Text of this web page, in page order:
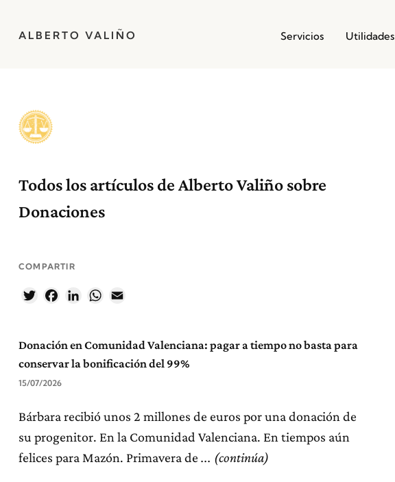
ALBERTO VALIÑO Servicios Utilidades
Todos los artículos de Alberto Valiño sobre
Donaciones
COMPARTIR
TwitterFacebookLinkedInWhatsApp
Donación en Comunidad Valenciana: pagar a tiempo no basta para
conservar la bonificación del 99%
15/07/2026
Bárbara recibió unos 2 millones de euros por una donación de
su progenitor. En la Comunidad Valenciana. En tiempos aún
felices para Mazón. Primavera de